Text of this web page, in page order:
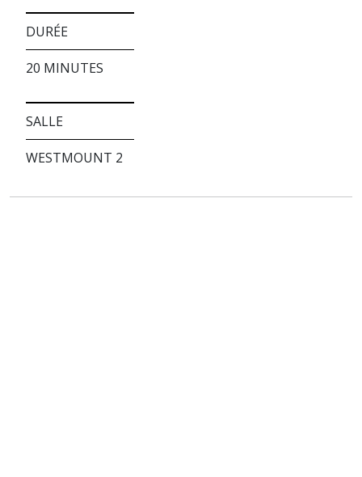
DURÉE
20 MINUTES
SALLE
WESTMOUNT 2